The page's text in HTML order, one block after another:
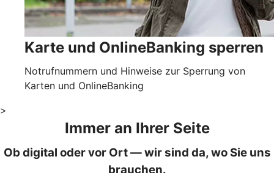
Karte und OnlineBanking sperren
Notrufnummern und Hinweise zur Sperrung von
Karten und OnlineBanking
>
Immer an Ihrer Seite
Ob digital oder vor Ort — wir sind da, wo Sie uns
brauchen.